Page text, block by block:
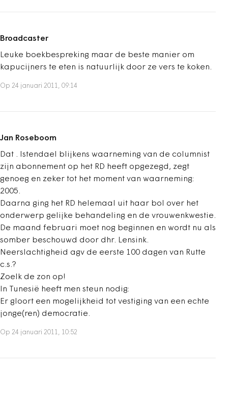
Broadcaster
Leuke boekbespreking maar de beste manier om
kapucijners te eten is natuurlijk door ze vers te koken.
Op 24 januari 2011, 09:14
Jan Roseboom
Dat . Istendael blijkens waarneming van de columnist
zijn abonnement op het RD heeft opgezegd, zegt
genoeg en zeker tot het moment van waarneming:
2005.
Daarna ging het RD helemaal uit haar bol over het
onderwerp gelijke behandeling en de vrouwenkwestie.
De maand februari moet nog beginnen en wordt nu als
somber beschouwd door dhr. Lensink.
Neerslachtigheid agv de eerste 100 dagen van Rutte
c.s.?
Zoelk de zon op!
In Tunesië heeft men steun nodig:
Er gloort een mogelijkheid tot vestiging van een echte
jonge(ren) democratie.
Op 24 januari 2011, 10:52